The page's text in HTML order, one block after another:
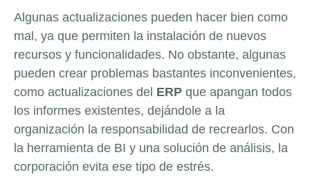
Algunas actualizaciones pueden hacer bien como
mal, ya que permiten la instalación de nuevos
recursos y funcionalidades. No obstante, algunas
pueden crear problemas bastantes inconvenientes,
como actualizaciones del ERP que apangan todos
los informes existentes, dejándole a la
organización la responsabilidad de recrearlos. Con
la herramienta de BI y una solución de análisis, la
corporación evita ese tipo de estrés.